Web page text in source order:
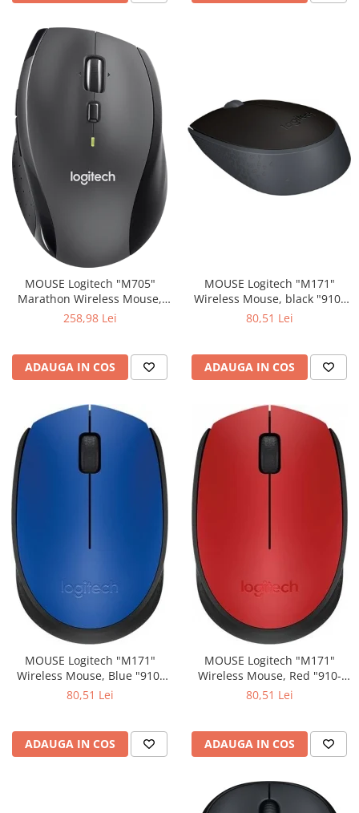
MOUSE Logitech "M705"
Marathon Wireless Mouse,
black "910-001949" (include
258,98 Lei
ADAUGA IN COS
MOUSE Logitech "M171"
Wireless Mouse, black "910-
80,51 Lei
ADAUGA IN COS
MOUSE Logitech "M171"
Wireless Mouse, Blue "910-
80,51 Lei
ADAUGA IN COS
MOUSE Logitech "M171"
Wireless Mouse, Red "910-
80,51 Lei
ADAUGA IN COS